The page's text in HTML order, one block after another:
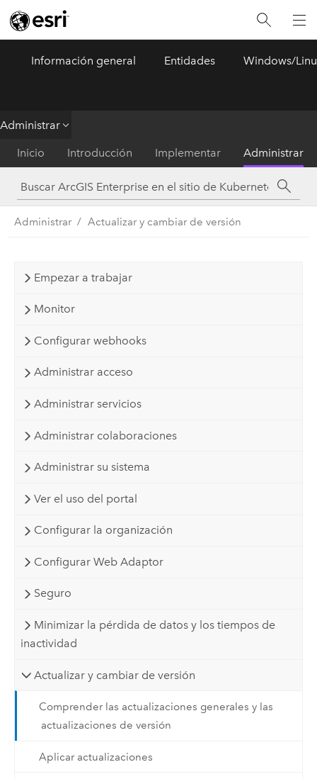
Información general Entidades Windows/
Administrar
Inicio Introducción Implementar Administrar
Administrar Actualizar y cambiar de versión
Empezar a trabajar
Monitor
Configurar webhooks
Administrar acceso
Administrar servicios
Administrar colaboraciones
Administrar su sistema
Ver el uso del portal
Configurar la organización
Configurar Web Adaptor
Seguro
Minimizar la pérdida de datos y los tiempos de
inactividad
Actualizar y cambiar de versión
Comprender las actualizaciones generales y las
actualizaciones de versión
Aplicar actualizaciones